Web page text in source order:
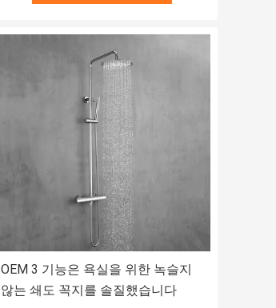
OEM 3 기능은 욕실을 위한 녹슬지
않는 쇄도 꼭지를 솔질했습니다